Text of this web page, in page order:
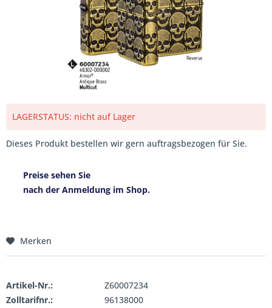
LAGERSTATUS: nicht auf Lager
Dieses Produkt bestellen wir gern auftragsbezogen für Sie.
Preise sehen Sie
nach der Anmeldung im Shop.
Merken
Artikel-Nr.:
Z60007234
Zolltarifnr.:
96138000